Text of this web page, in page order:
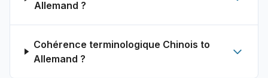
Allemand ?
Cohérence terminologique Chinois to
Allemand ?